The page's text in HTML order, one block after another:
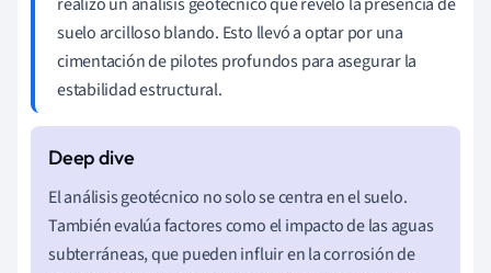
suelo arcilloso blando. Esto llevó a optar por una
cimentación de pilotes profundos para asegurar la
estabilidad estructural.
El análisis geotécnico no solo se centra en el suelo.
También evalúa factores como el impacto de las aguas
subterráneas, que pueden influir en la corrosión de